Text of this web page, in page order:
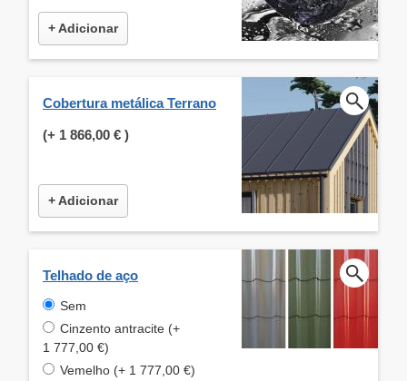
+ Adicionar
Cobertura metálica Terrano
(+ 1 866,00 € )
+ Adicionar
Telhado de aço
Sem
Cinzento antracite (+
1 777,00 €)
Vemelho (+ 1 777,00 €)